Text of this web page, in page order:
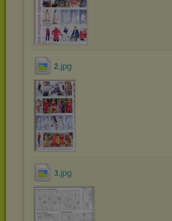
2.jpg
3.jpg